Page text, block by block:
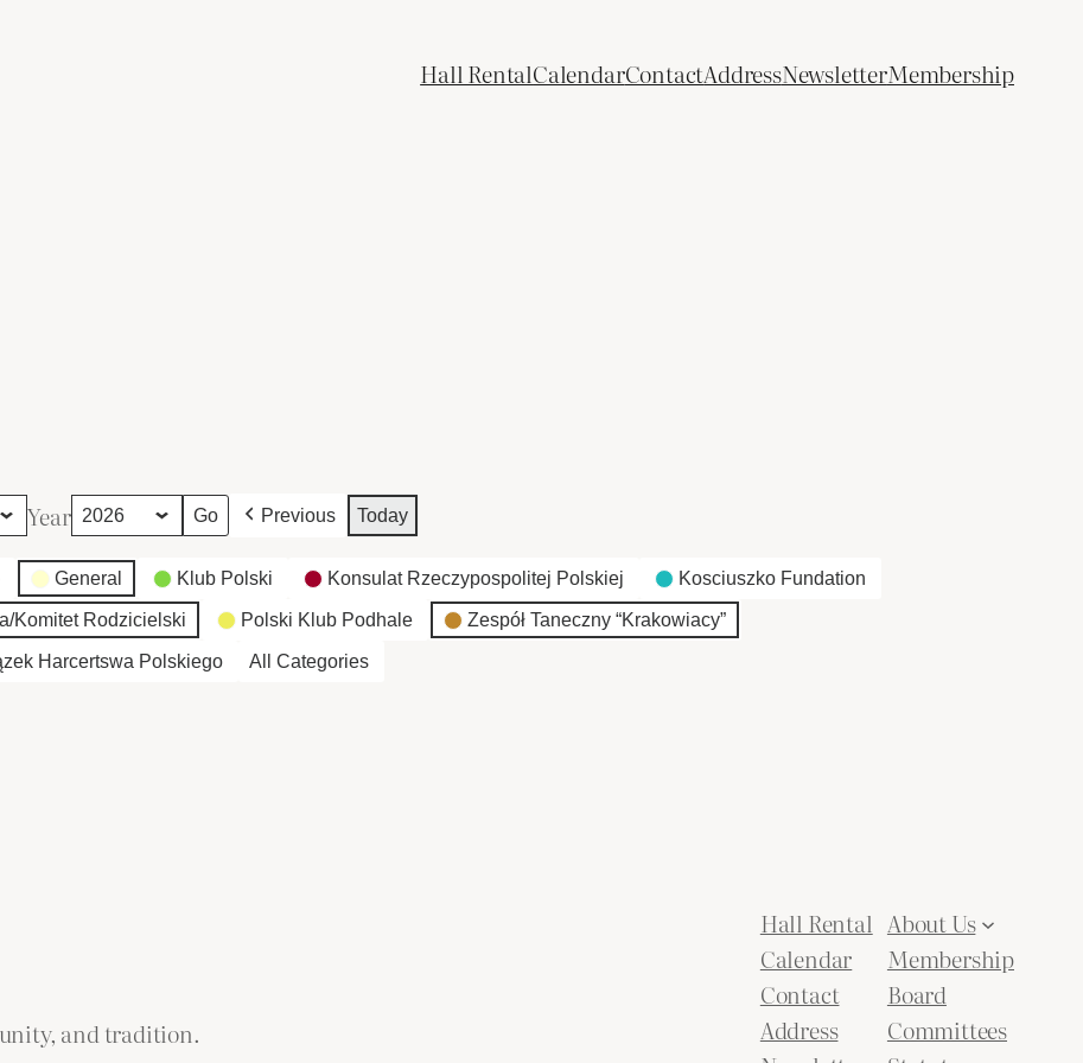
Hall RentalCalendarContactAddressNewsletterMembership
Year Previous Today
General Klub Polski Konsulat Rzeczypospolitej Polskiej Kosciuszko Fundation
Komitet Rodzicielski Polski Klub Podhale Zespół Taneczny “Krakowiacy”
Harcertswa Polskiego All Categories
and tradition.
Hall Rental
Calendar
Contact
Address
About Us
Membership
Board
Committees